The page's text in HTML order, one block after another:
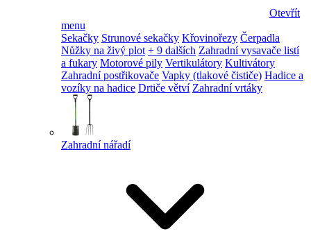
Otevřít
menu
Sekačky Strunové sekačky Křovinořezy Čerpadla
Nůžky na živý plot + 9 dalších Zahradní vysavače listí
a fukary Motorové pily Vertikulátory Kultivátory
Zahradní postřikovače Vapky (tlakové čističe) Hadice a
vozíky na hadice Drtiče větví Zahradní vrtáky
Zahradní nářadí